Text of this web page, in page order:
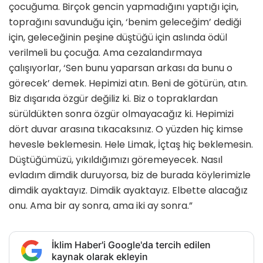
çocuğuma. Birçok gencin yapmadığını yaptığı için,
toprağını savunduğu için, ‘benim geleceğim’ dediği
için, geleceğinin peşine düştüğü için aslında ödül
verilmeli bu çocuğa. Ama cezalandırmaya
çalışıyorlar, ‘Sen bunu yaparsan arkası da bunu o
görecek’ demek. Hepimizi atın. Beni de götürün, atın.
Biz dışarıda özgür değiliz ki. Biz o topraklardan
sürüldükten sonra özgür olmayacağız ki. Hepimizi
dört duvar arasına tıkacaksınız. O yüzden hiç kimse
hevesle beklemesin. Hele Limak, İçtaş hiç beklemesin.
Düştüğümüzü, yıkıldığımızı göremeyecek. Nasıl
evladım dimdik duruyorsa, biz de burada köylerimizle
dimdik ayaktayız. Dimdik ayaktayız. Elbette alacağız
onu. Ama bir ay sonra, ama iki ay sonra.”
İklim Haber'i Google'da tercih edilen
kaynak olarak ekleyin